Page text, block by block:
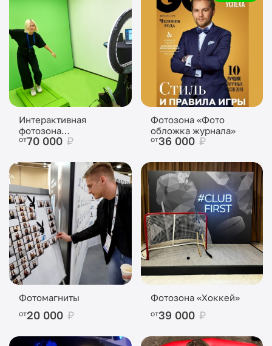
Интерактивная
фотозона
«Виртуальная
от70 000 ₽
Фотозона «Фото
обложка журнала»
от36 000 ₽
Фотомагниты
от20 000 ₽
Фотозона «Хоккей»
от39 000 ₽